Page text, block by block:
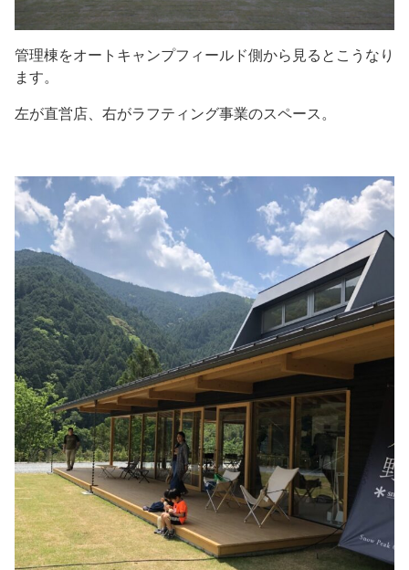
管理棟をオートキャンプフィールド側から見るとこうなり
ます。
左が直営店、右がラフティング事業のスペース。